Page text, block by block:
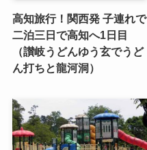
高知旅行！関西発 子連れで
二泊三日で高知へ1日目
（讃岐うどんゆう玄でうど
ん打ちと龍河洞）